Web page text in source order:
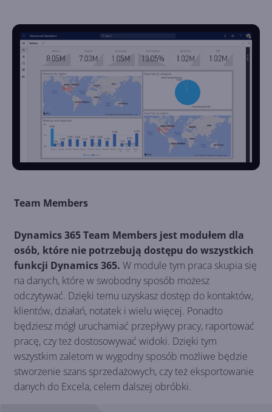
Team Members
Dynamics 365 Team Members jest modułem dla
osób, które nie potrzebują dostępu do wszystkich
funkcji Dynamics 365. W module tym praca skupia się
na danych, które w swobodny sposób możesz
odczytywać. Dzięki temu uzyskasz dostęp do kontaktów,
klientów, działań, notatek i wielu więcej. Ponadto
będziesz mógł uruchamiać przepływy pracy, raportować
pracę, czy też dostosowywać widoki. Dzięki tym
wszystkim zaletom w wygodny sposób możliwe będzie
stworzenie szans sprzedażowych, czy też eksportowanie
danych do Excela, celem dalszej obróbki.